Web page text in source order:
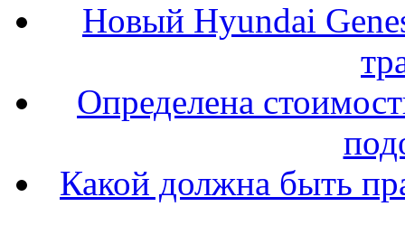
Новый Hyundai
Определена
Какой должна быть